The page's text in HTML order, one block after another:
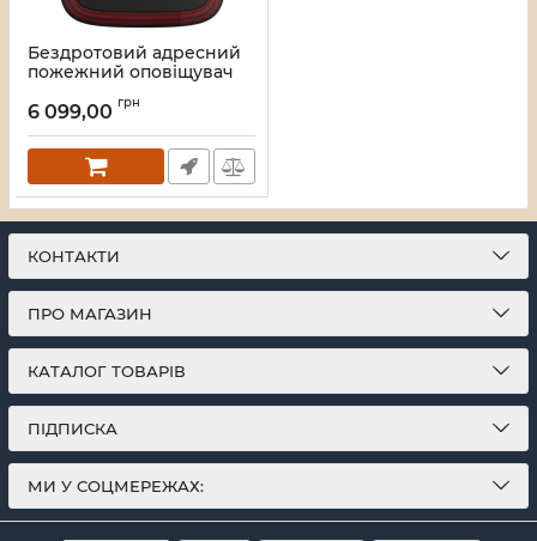
Бездротовий адресний
пожежний оповіщувач
FireProtect (VAD)
(161314.277.BL1)
Артикул:45_000061816
6 099,00 грн
КОНТАКТИ
ПРО МАГАЗИН
КАТАЛОГ ТОВАРІВ
ПІДПИСКА
МИ У СОЦМЕРЕЖАХ: